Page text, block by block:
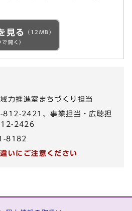
見る
（12MB）
で開く）
力推進室まちづくり担当
812-2421、事業担当・広聴担
2426
8182
いにご注意ください